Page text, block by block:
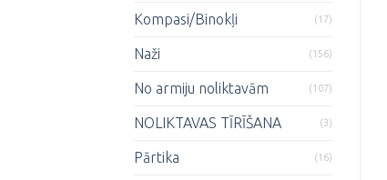
Kompasi/Binokļi (17)
Naži (156)
No armiju noliktavām (107)
NOLIKTAVAS TĪRĪŠANA (3)
Pārtika (16)